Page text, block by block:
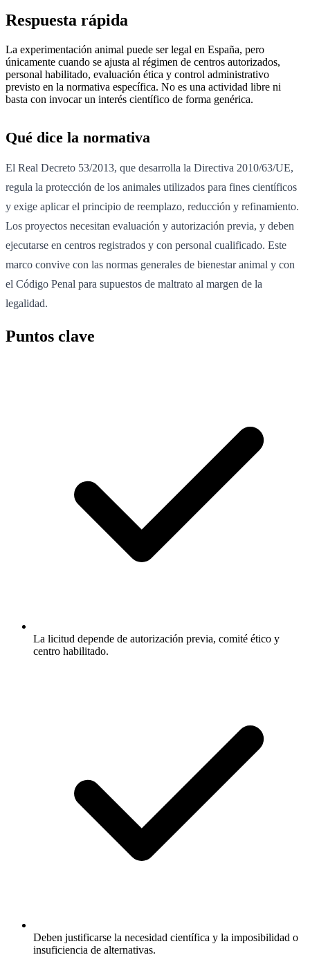
Respuesta rápida
La experimentación animal puede ser legal en España, pero
únicamente cuando se ajusta al régimen de centros autorizados,
personal habilitado, evaluación ética y control administrativo
previsto en la normativa específica. No es una actividad libre ni
basta con invocar un interés científico de forma genérica.
Qué dice la normativa
El Real Decreto 53/2013, que desarrolla la Directiva 2010/63/UE,
regula la protección de los animales utilizados para fines científicos
y exige aplicar el principio de reemplazo, reducción y refinamiento.
Los proyectos necesitan evaluación y autorización previa, y deben
ejecutarse en centros registrados y con personal cualificado. Este
marco convive con las normas generales de bienestar animal y con
el Código Penal para supuestos de maltrato al margen de la
legalidad.
Puntos clave
La licitud depende de autorización previa, comité ético y
centro habilitado.
Deben justificarse la necesidad científica y la imposibilidad o
insuficiencia de alternativas.